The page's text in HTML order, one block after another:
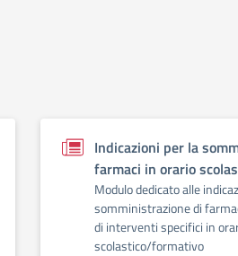
Indicazioni per la
farmaci in orario
Modulo dedicato alle
somministrazione di
di interventi specifici in
scolastico/formativo